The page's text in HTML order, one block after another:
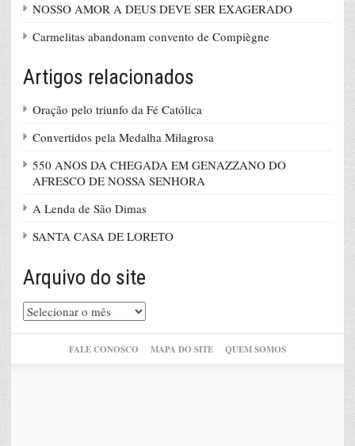
NOSSO AMOR A DEUS DEVE SER EXAGERADO
Carmelitas abandonam convento de Compiègne
Artigos relacionados
Oração pelo triunfo da Fé Católica
Convertidos pela Medalha Milagrosa
550 ANOS DA CHEGADA EM GENAZZANO DO
AFRESCO DE NOSSA SENHORA
A Lenda de São Dimas
SANTA CASA DE LORETO
Arquivo do site
Arquivo
do
FALE CONOSCO MAPA DO SITE QUEM SOMOS